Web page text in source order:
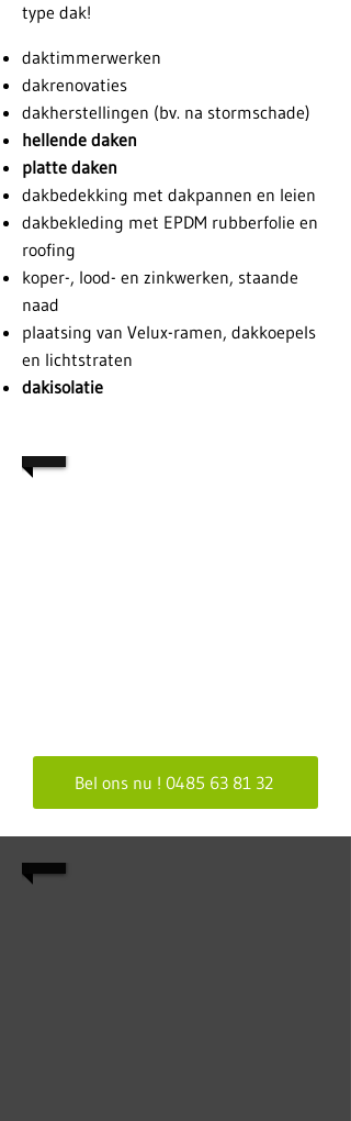
type dak!
daktimmerwerken
dakrenovaties
dakherstellingen (bv. na stormschade)
hellende daken
platte daken
dakbedekking met dakpannen en leien
dakbekleding met EPDM rubberfolie en
roofing
koper-, lood- en zinkwerken, staande
naad
plaatsing van Velux-ramen, dakkoepels
en lichtstraten
dakisolatie
Bel ons nu ! 0485 63 81 32